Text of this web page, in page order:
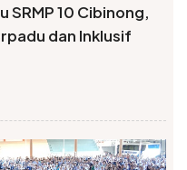
SRMP 10 Cibinong,
dan Inklusif